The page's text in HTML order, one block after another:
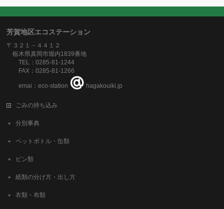
芳賀地区エコステーション
〒３２１－４４１２
栃木県真岡市堀内1839番地
TEL：0285-81-1244
FAX：0285-81-1266
emai：eco-station hagakouiki.jp
ごみの持ち込み
分別事典
ペットボトル・缶類
ビン類
紙類の分け方・出し方
衣類・布類